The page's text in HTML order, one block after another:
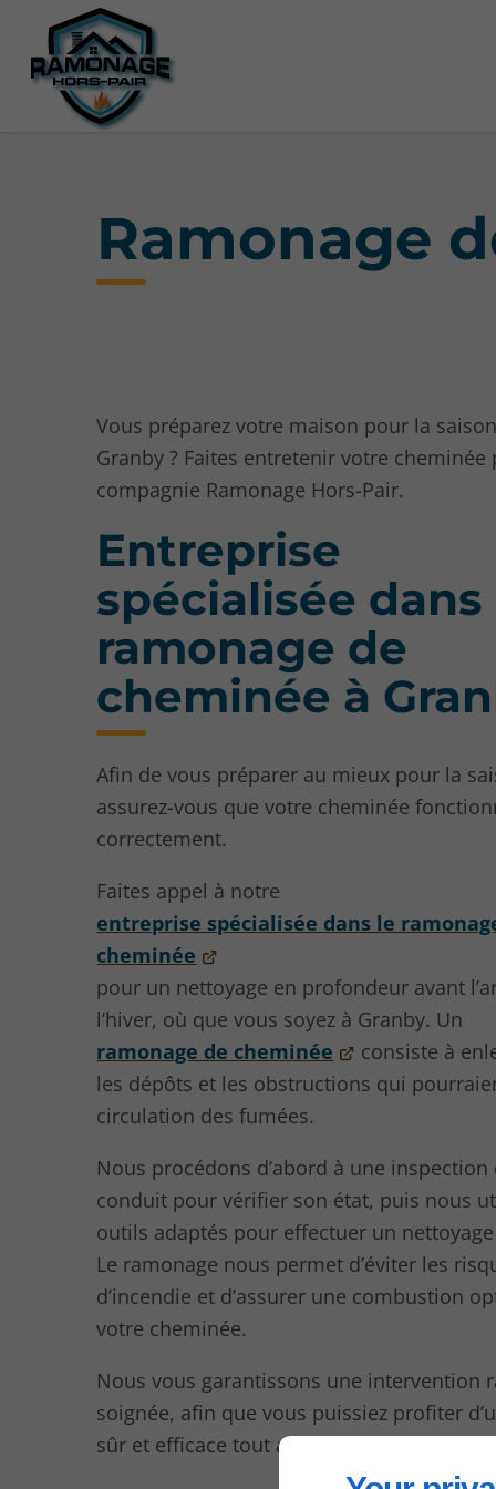
Ramonage
Vous préparez votre maison pour la
Granby ? Faites entretenir votre cheminée
compagnie Ramonage Hors-Pair.
Entreprise
spécialisée dans
ramonage de
cheminée à
Afin de vous préparer au mieux pour la
assurez-vous que votre cheminée
correctement.
Faites appel à notre
entreprise spécialisée dans le
cheminée
pour un nettoyage en profondeur avant
l’hiver, où que vous soyez à Granby. Un
ramonage de cheminée
consiste à
les dépôts et les obstructions qui
circulation des fumées.
Nous procédons d’abord à une
conduit pour vérifier son état, puis nous
outils adaptés pour effectuer un
Le ramonage nous permet d’éviter les
d’incendie et d’assurer une combustion
votre cheminée.
Nous vous garantissons une intervention
soignée, afin que vous puissiez profiter
sûr et efficace tout au long de l’hiver à